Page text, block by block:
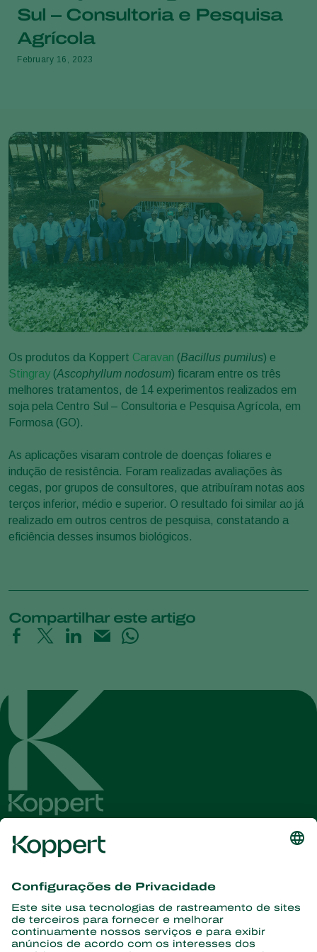
Sul – Consultoria e Pesquisa
Agrícola
February 16, 2023
Os produtos da Koppert Caravan (Bacillus pumilus) e
Stingray (Ascophyllum nodosum) ficaram entre os três
melhores tratamentos, de 14 experimentos realizados em
soja pela Centro Sul – Consultoria e Pesquisa Agrícola, em
Formosa (GO).
As aplicações visaram controle de doenças foliares e
indução de resistência. Foram realizadas avaliações às
cegas, por grupos de consultores, que atribuíram notas aos
terços inferior, médio e superior. O resultado foi similar ao já
realizado em outros centros de pesquisa, constatando a
eficiência desses insumos biológicos.
Compartilhar este artigo
informações
Assine aqui